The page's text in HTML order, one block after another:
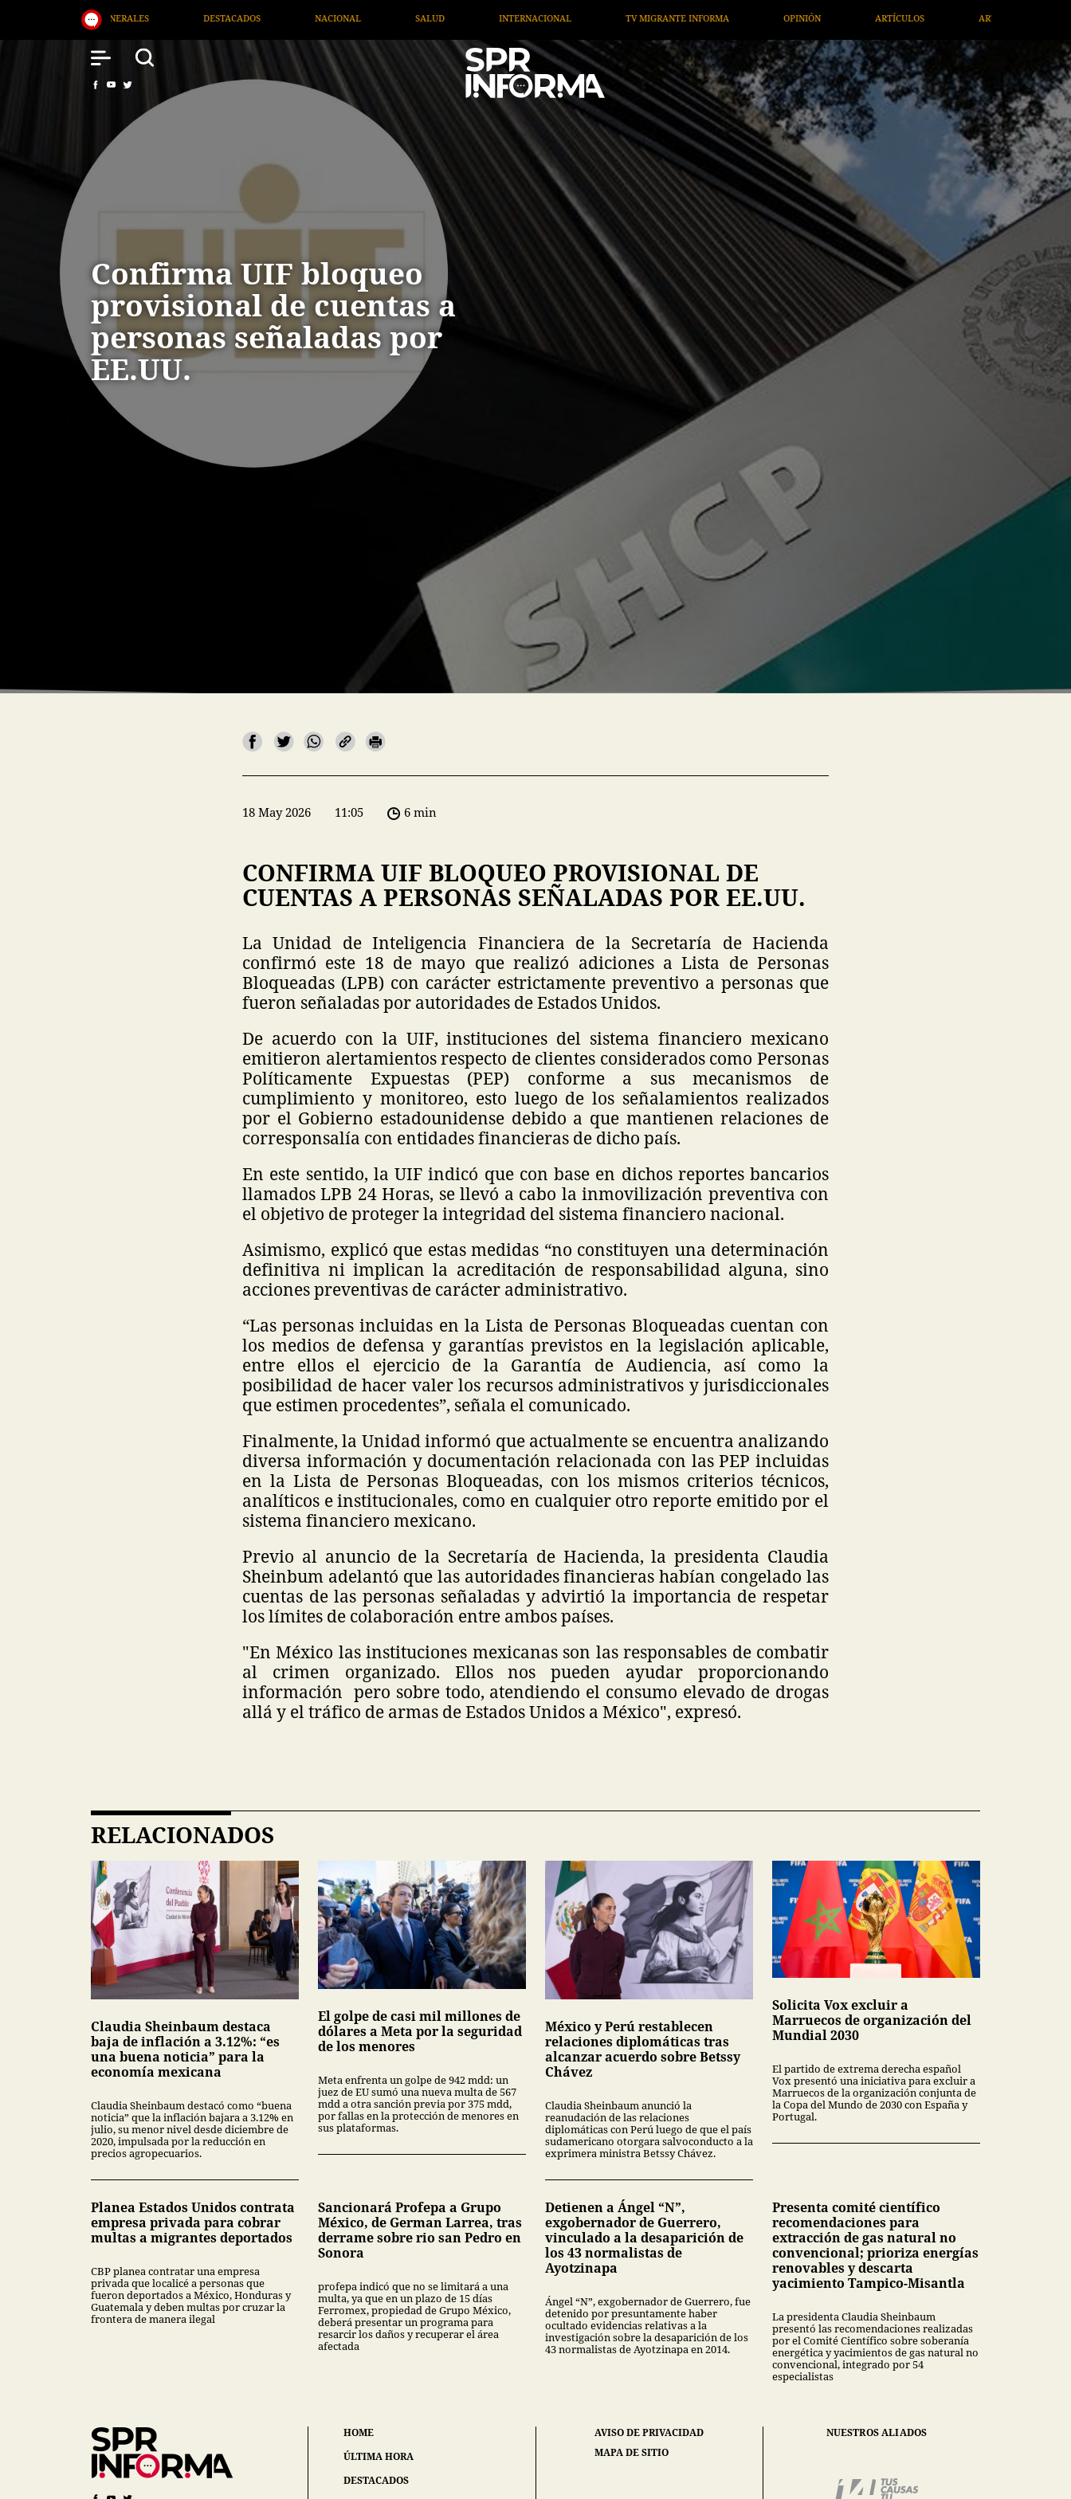
DESTACADOS NACIONAL SALUD INTERNACIONAL TV MIGRANTE INFORMA OPINIÓN ARTÍCULOS ARTE / ENTRETENIMIENTO ECONOMÍA /
Confirma UIF bloqueo
provisional de cuentas a
personas señaladas por
EE.UU.
18 May 2026 11:05 6 min
CONFIRMA UIF BLOQUEO PROVISIONAL DE
CUENTAS A PERSONAS SEÑALADAS POR EE.UU.
La Unidad de Inteligencia Financiera de la Secretaría de Hacienda
confirmó este 18 de mayo que realizó adiciones a Lista de Personas
Bloqueadas (LPB) con carácter estrictamente preventivo a personas que
fueron señaladas por autoridades de Estados Unidos.
De acuerdo con la UIF, instituciones del sistema financiero mexicano
emitieron alertamientos respecto de clientes considerados como Personas
Políticamente Expuestas (PEP) conforme a sus mecanismos de
cumplimiento y monitoreo, esto luego de los señalamientos realizados
por el Gobierno estadounidense debido a que mantienen relaciones de
corresponsalía con entidades financieras de dicho país.
En este sentido, la UIF indicó que con base en dichos reportes bancarios
llamados LPB 24 Horas, se llevó a cabo la inmovilización preventiva con
el objetivo de proteger la integridad del sistema financiero nacional.
Asimismo, explicó que estas medidas “no constituyen una determinación
definitiva ni implican la acreditación de responsabilidad alguna, sino
acciones preventivas de carácter administrativo.
“Las personas incluidas en la Lista de Personas Bloqueadas cuentan con
los medios de defensa y garantías previstos en la legislación aplicable,
entre ellos el ejercicio de la Garantía de Audiencia, así como la
posibilidad de hacer valer los recursos administrativos y jurisdiccionales
que estimen procedentes”, señala el comunicado.
Finalmente, la Unidad informó que actualmente se encuentra analizando
diversa información y documentación relacionada con las PEP incluidas
en la Lista de Personas Bloqueadas, con los mismos criterios técnicos,
analíticos e institucionales, como en cualquier otro reporte emitido por el
sistema financiero mexicano.
Previo al anuncio de la Secretaría de Hacienda, la presidenta Claudia
Sheinbum adelantó que las autoridades financieras habían congelado las
cuentas de las personas señaladas y advirtió la importancia de respetar
los límites de colaboración entre ambos países.
"En México las instituciones mexicanas son las responsables de combatir
al crimen organizado. Ellos nos pueden ayudar proporcionando
información pero sobre todo, atendiendo el consumo elevado de drogas
allá y el tráfico de armas de Estados Unidos a México", expresó.
RELACIONADOS
Claudia Sheinbaum destaca
baja de inflación a 3.12%: “es
una buena noticia” para la
economía mexicana
Claudia Sheinbaum destacó como “buena
noticia” que la inflación bajara a 3.12% en
julio, su menor nivel desde diciembre de
2020, impulsada por la reducción en
precios agropecuarios.
El golpe de casi mil millones de
dólares a Meta por la seguridad
de los menores
Meta enfrenta un golpe de 942 mdd: un
juez de EU sumó una nueva multa de 567
mdd a otra sanción previa por 375 mdd,
por fallas en la protección de menores en
sus plataformas.
México y Perú restablecen
relaciones diplomáticas tras
alcanzar acuerdo sobre Betssy
Chávez
Claudia Sheinbaum anunció la
reanudación de las relaciones
diplomáticas con Perú luego de que el país
sudamericano otorgara salvoconducto a la
exprimera ministra Betssy Chávez.
Solicita Vox excluir a
Marruecos de organización del
Mundial 2030
El partido de extrema derecha español
Vox presentó una iniciativa para excluir a
Marruecos de la organización conjunta de
la Copa del Mundo de 2030 con España y
Portugal.
Planea Estados Unidos contrata
empresa privada para cobrar
multas a migrantes deportados
CBP planea contratar una empresa
privada que localicé a personas que
fueron deportados a México, Honduras y
Guatemala y deben multas por cruzar la
frontera de manera ilegal
Sancionará Profepa a Grupo
México, de German Larrea, tras
derrame sobre rio san Pedro en
Sonora
profepa indicó que no se limitará a una
multa, ya que en un plazo de 15 días
Ferromex, propiedad de Grupo México,
deberá presentar un programa para
resarcir los daños y recuperar el área
afectada
Detienen a Ángel “N”,
exgobernador de Guerrero,
vinculado a la desaparición de
los 43 normalistas de
Ayotzinapa
Ángel “N”, exgobernador de Guerrero, fue
detenido por presuntamente haber
ocultado evidencias relativas a la
investigación sobre la desaparición de los
43 normalistas de Ayotzinapa en 2014.
Presenta comité científico
recomendaciones para
extracción de gas natural no
convencional; prioriza energías
renovables y descarta
yacimiento Tampico-Misantla
La presidenta Claudia Sheinbaum
presentó las recomendaciones realizadas
por el Comité Científico sobre soberanía
energética y yacimientos de gas natural no
convencional, integrado por 54
especialistas
HOME
ÚLTIMA HORA
DESTACADOS
AVISO DE PRIVACIDAD
MAPA DE SITIO
NUESTROS ALIADOS